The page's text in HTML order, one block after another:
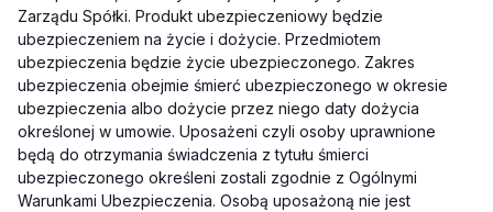
Zarządu Spółki. Produkt ubezpieczeniowy będzie
ubezpieczeniem na życie i dożycie. Przedmiotem
ubezpieczenia będzie życie ubezpieczonego. Zakres
ubezpieczenia obejmie śmierć ubezpieczonego w okresie
ubezpieczenia albo dożycie przez niego daty dożycia
określonej w umowie. Uposażeni czyli osoby uprawnione
będą do otrzymania świadczenia z tytułu śmierci
ubezpieczonego określeni zostali zgodnie z Ogólnymi
Warunkami Ubezpieczenia. Osobą uposażoną nie jest